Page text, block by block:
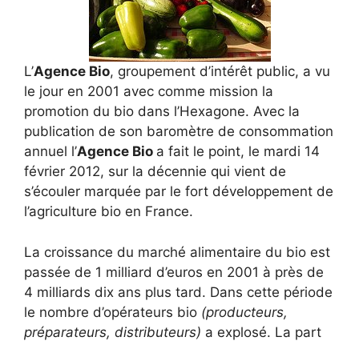
L’Agence Bio, groupement d’intérêt public, a vu
le jour en 2001 avec comme mission la
promotion du bio dans l’Hexagone. Avec la
publication de son baromètre de consommation
annuel l’Agence Bio a fait le point, le mardi 14
février 2012, sur la décennie qui vient de
s’écouler marquée par le fort développement de
l’agriculture bio en France.
La croissance du marché alimentaire du bio est
passée de 1 milliard d’euros en 2001 à près de
4 milliards dix ans plus tard. Dans cette période
le nombre d’opérateurs bio (producteurs,
préparateurs, distributeurs) a explosé. La part